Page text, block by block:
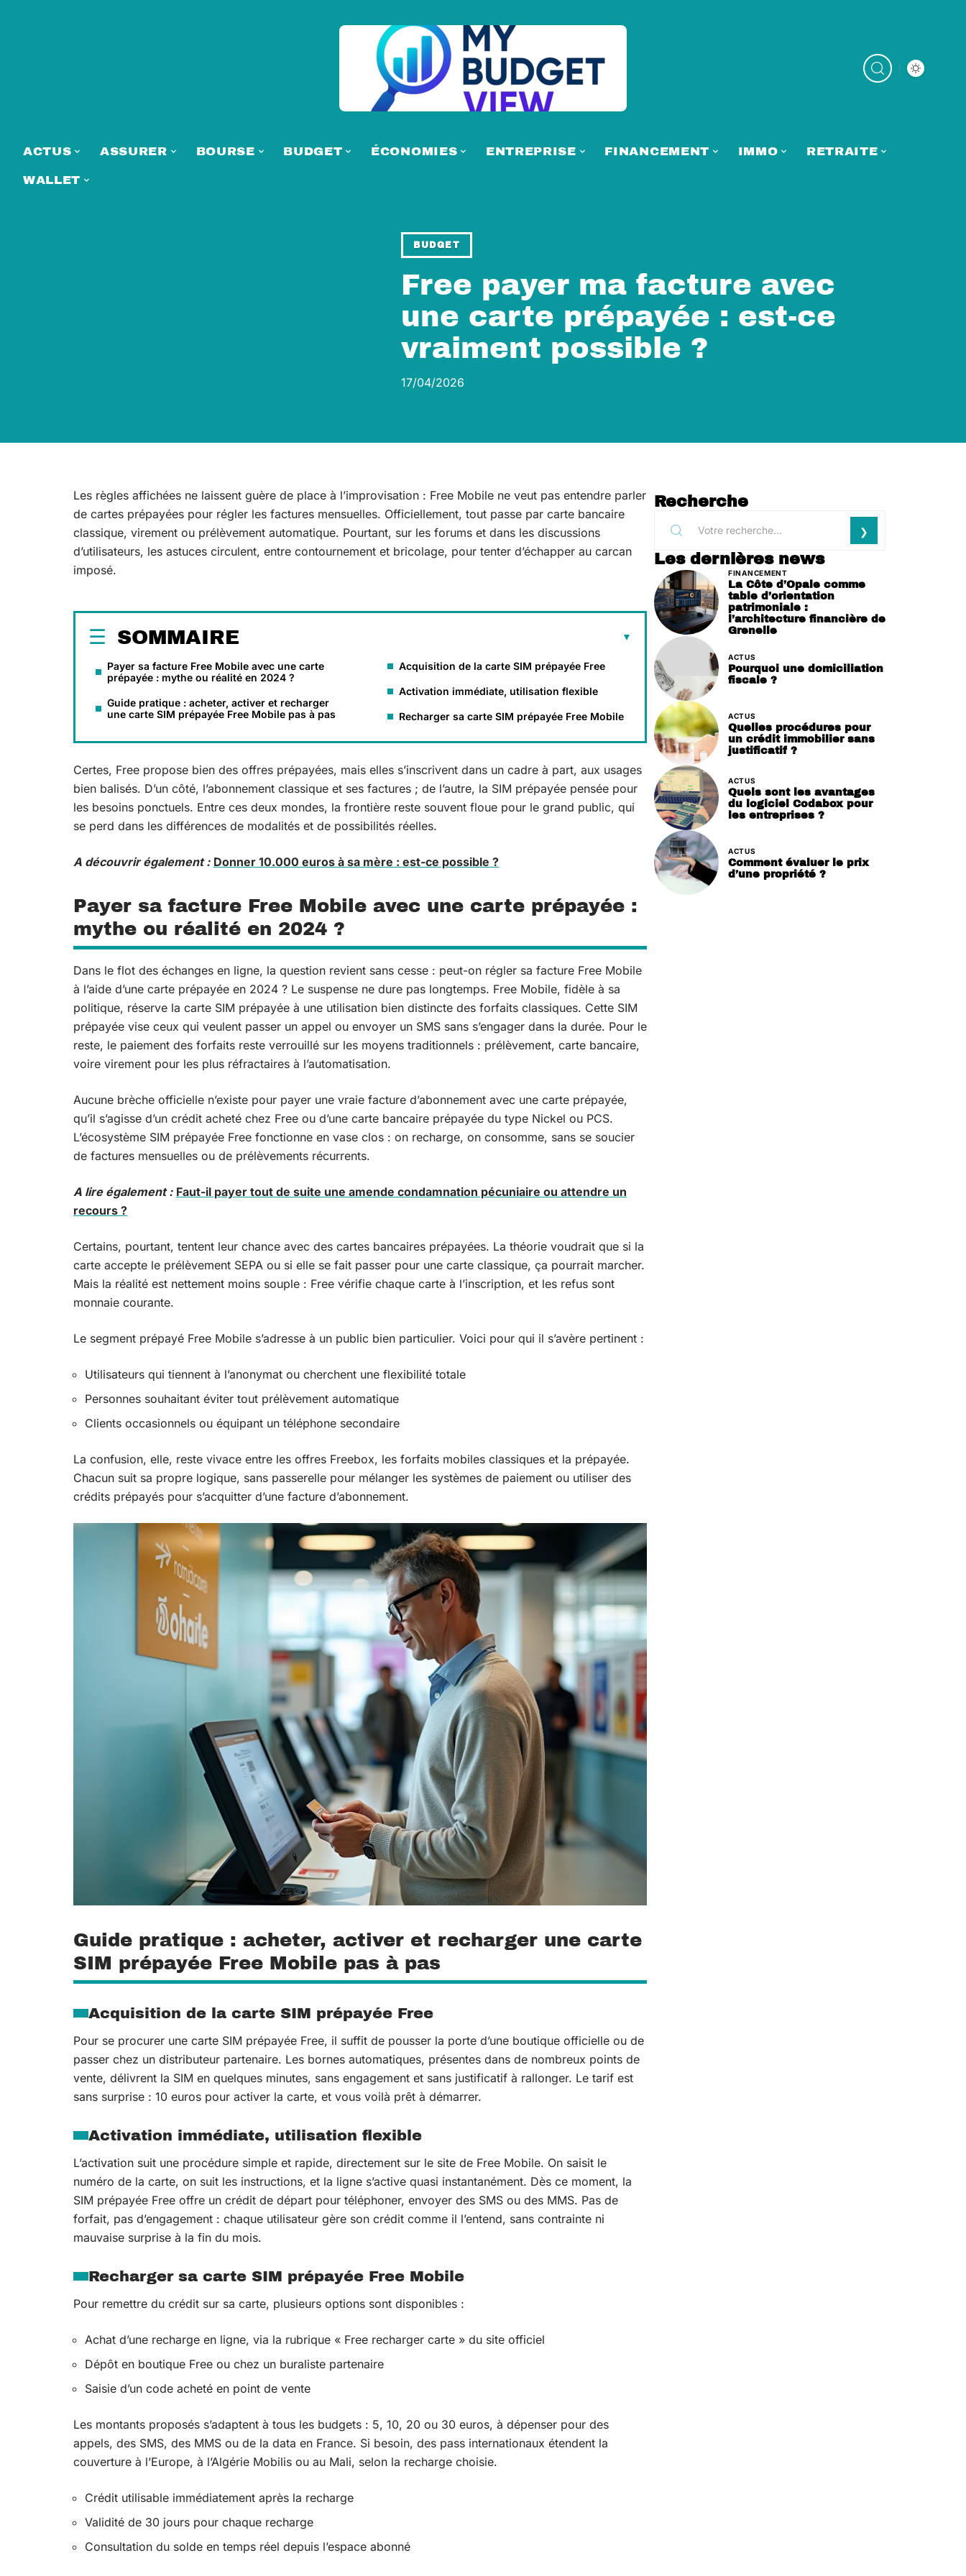
ACTUS ASSURER BOURSE BUDGET ÉCONOMIES ENTREPRISE FINANCEMENT IMMO RETRAITE
WALLET
BUDGET
Free payer ma facture avec
une carte prépayée : est-ce
vraiment possible ?
17/04/2026
Les règles affichées ne laissent guère de place à l’improvisation : Free Mobile ne veut pas entendre parler
de cartes prépayées pour régler les factures mensuelles. Officiellement, tout passe par carte bancaire
classique, virement ou prélèvement automatique. Pourtant, sur les forums et dans les discussions
d’utilisateurs, les astuces circulent, entre contournement et bricolage, pour tenter d’échapper au carcan
imposé.
SOMMAIRE
Payer sa facture Free Mobile avec une carte
prépayée : mythe ou réalité en 2024 ?
Guide pratique : acheter, activer et recharger
une carte SIM prépayée Free Mobile pas à pas
Acquisition de la carte SIM prépayée Free
Activation immédiate, utilisation flexible
Recharger sa carte SIM prépayée Free Mobile
Certes, Free propose bien des offres prépayées, mais elles s’inscrivent dans un cadre à part, aux usages
bien balisés. D’un côté, l’abonnement classique et ses factures ; de l’autre, la SIM prépayée pensée pour
les besoins ponctuels. Entre ces deux mondes, la frontière reste souvent floue pour le grand public, qui
se perd dans les différences de modalités et de possibilités réelles.
A découvrir également : Donner 10.000 euros à sa mère : est-ce possible ?
Payer sa facture Free Mobile avec une carte prépayée :
mythe ou réalité en 2024 ?
Dans le flot des échanges en ligne, la question revient sans cesse : peut-on régler sa facture Free Mobile
à l’aide d’une carte prépayée en 2024 ? Le suspense ne dure pas longtemps. Free Mobile, fidèle à sa
politique, réserve la carte SIM prépayée à une utilisation bien distincte des forfaits classiques. Cette SIM
prépayée vise ceux qui veulent passer un appel ou envoyer un SMS sans s’engager dans la durée. Pour le
reste, le paiement des forfaits reste verrouillé sur les moyens traditionnels : prélèvement, carte bancaire,
voire virement pour les plus réfractaires à l’automatisation.
Aucune brèche officielle n’existe pour payer une vraie facture d’abonnement avec une carte prépayée,
qu’il s’agisse d’un crédit acheté chez Free ou d’une carte bancaire prépayée du type Nickel ou PCS.
L’écosystème SIM prépayée Free fonctionne en vase clos : on recharge, on consomme, sans se soucier
de factures mensuelles ou de prélèvements récurrents.
A lire également : Faut-il payer tout de suite une amende condamnation pécuniaire ou attendre un
recours ?
Certains, pourtant, tentent leur chance avec des cartes bancaires prépayées. La théorie voudrait que si la
carte accepte le prélèvement SEPA ou si elle se fait passer pour une carte classique, ça pourrait marcher.
Mais la réalité est nettement moins souple : Free vérifie chaque carte à l’inscription, et les refus sont
monnaie courante.
Le segment prépayé Free Mobile s’adresse à un public bien particulier. Voici pour qui il s’avère pertinent :
Utilisateurs qui tiennent à l’anonymat ou cherchent une flexibilité totale
Personnes souhaitant éviter tout prélèvement automatique
Clients occasionnels ou équipant un téléphone secondaire
La confusion, elle, reste vivace entre les offres Freebox, les forfaits mobiles classiques et la prépayée.
Chacun suit sa propre logique, sans passerelle pour mélanger les systèmes de paiement ou utiliser des
crédits prépayés pour s’acquitter d’une facture d’abonnement.
Guide pratique : acheter, activer et recharger une carte
SIM prépayée Free Mobile pas à pas
Acquisition de la carte SIM prépayée Free
Pour se procurer une carte SIM prépayée Free, il suffit de pousser la porte d’une boutique officielle ou de
passer chez un distributeur partenaire. Les bornes automatiques, présentes dans de nombreux points de
vente, délivrent la SIM en quelques minutes, sans engagement et sans justificatif à rallonger. Le tarif est
sans surprise : 10 euros pour activer la carte, et vous voilà prêt à démarrer.
Activation immédiate, utilisation flexible
L’activation suit une procédure simple et rapide, directement sur le site de Free Mobile. On saisit le
numéro de la carte, on suit les instructions, et la ligne s’active quasi instantanément. Dès ce moment, la
SIM prépayée Free offre un crédit de départ pour téléphoner, envoyer des SMS ou des MMS. Pas de
forfait, pas d’engagement : chaque utilisateur gère son crédit comme il l’entend, sans contrainte ni
mauvaise surprise à la fin du mois.
Recharger sa carte SIM prépayée Free Mobile
Pour remettre du crédit sur sa carte, plusieurs options sont disponibles :
Achat d’une recharge en ligne, via la rubrique « Free recharger carte » du site officiel
Dépôt en boutique Free ou chez un buraliste partenaire
Saisie d’un code acheté en point de vente
Les montants proposés s’adaptent à tous les budgets : 5, 10, 20 ou 30 euros, à dépenser pour des
appels, des SMS, des MMS ou de la data en France. Si besoin, des pass internationaux étendent la
couverture à l’Europe, à l’Algérie Mobilis ou au Mali, selon la recharge choisie.
Crédit utilisable immédiatement après la recharge
Validité de 30 jours pour chaque recharge
Consultation du solde en temps réel depuis l’espace abonné
Recherche
Les dernières news
FINANCEMENT
La Côte d’Opale comme
table d’orientation
patrimoniale :
l’architecture financière de
Grenelle
ACTUS
Pourquoi une domiciliation
fiscale ?
ACTUS
Quelles procédures pour
un crédit immobilier sans
justificatif ?
ACTUS
Quels sont les avantages
du logiciel Codabox pour
les entreprises ?
ACTUS
Comment évaluer le prix
d’une propriété ?